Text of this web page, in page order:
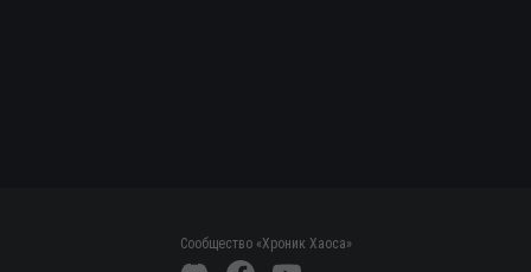
Сообщество «Хроник Хаоса»